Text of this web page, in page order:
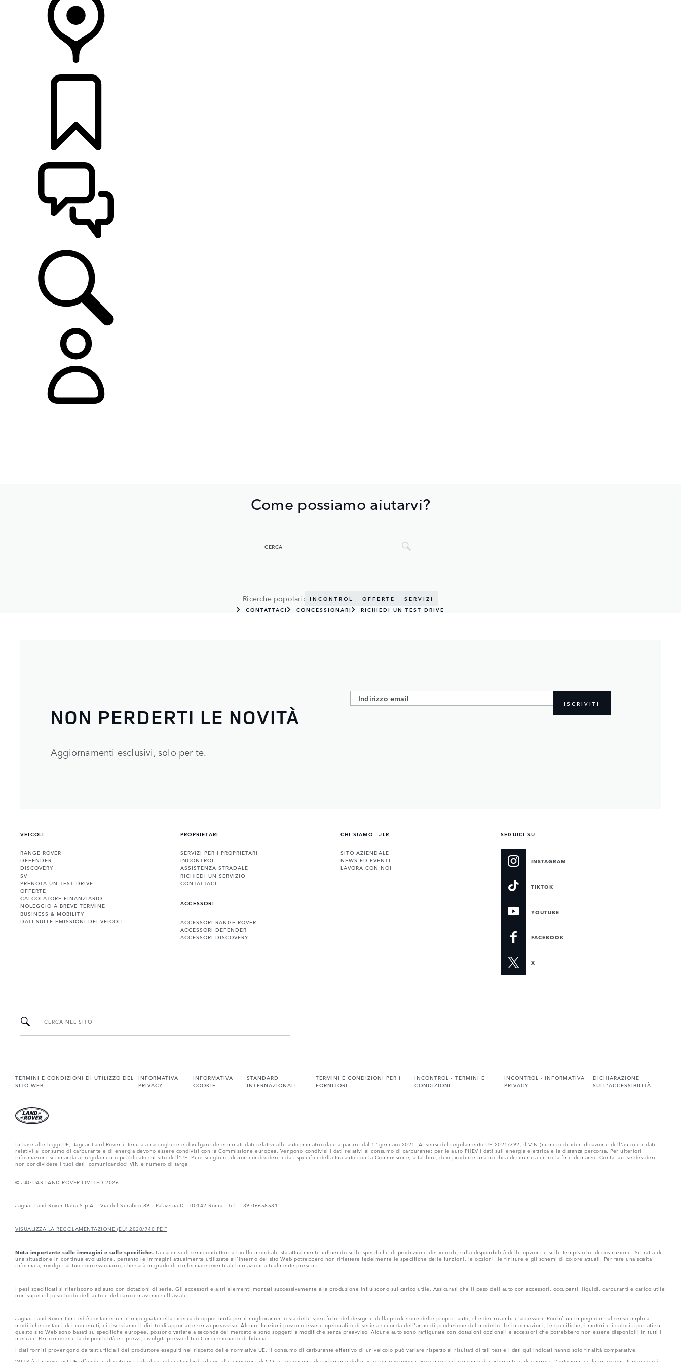
Come possiamo aiutarvi?
Ricerche popolari: INCONTROL OFFERTE
SERVIZI
CONTATTACI
CONCESSIONARI RICHIEDI UN TEST DRIVE
NON PERDERTI LE NOVITÀ
Aggiornamenti esclusivi, solo per te.
ISCRIVITI
VEICOLI
RANGE ROVER
DEFENDER
DISCOVERY
SV
PRENOTA UN TEST DRIVE
OFFERTE
CALCOLATORE FINANZIARIO
NOLEGGIO A BREVE TERMINE
BUSINESS & MOBILITY
DATI SULLE EMISSIONI DEI VEICOLI
PROPRIETARI
SERVIZI PER I PROPRIETARI
INCONTROL
ASSISTENZA STRADALE
RICHIEDI UN SERVIZIO
CONTATTACI
ACCESSORI
ACCESSORI RANGE ROVER
ACCESSORI DEFENDER
ACCESSORI DISCOVERY
CHI SIAMO - JLR
SITO AZIENDALE
NEWS ED EVENTI
LAVORA CON NOI
SEGUICI SU
INSTAGRAM
TIKTOK
YOUTUBE
FACEBOOK
X
CERCA NEL SITO
TERMINI E CONDIZIONI DI UTILIZZO DEL
SITO WEB
INFORMATIVA
PRIVACY
INFORMATIVA
COOKIE
STANDARD
INTERNAZIONALI
TERMINI E CONDIZIONI PER I
FORNITORI
INCONTROL - TERMINI E
CONDIZIONI
INCONTROL - INFORMATIVA
PRIVACY
DICHIARAZIONE
SULL'ACCESSIBILITÀ
In base alle leggi UE, Jaguar Land Rover è tenuta a raccogliere e divulgare determinati dati relativi alle auto immatricolate a partire dal 1° gennaio 2021. Ai sensi del regolamento UE 2021/392, il VIN (numero di identificazione dell'auto) e i dati
relativi al consumo di carburante e di energia devono essere condivisi con la Commissione europea. Vengono condivisi i dati relativi al consumo di carburante; per le auto PHEV i dati sull'energia elettrica e la distanza percorsa. Per ulteriori
informazioni si rimanda al regolamento pubblicato sul sito dell'UE. Puoi scegliere di non condividere i dati specifici della tua auto con la Commissione; a tal fine, devi produrre una notifica di rinuncia entro la fine di marzo. Contattaci se desideri
non condividere i tuoi dati, comunicandoci VIN e numero di targa.
© JAGUAR LAND ROVER LIMITED 2026
Jaguar Land Rover Italia S.p.A. - Via del Serafico 89 – Palazzina D – 00142 Roma - Tel. +39 06658531
VISUALIZZA LA REGOLAMENTAZIONE (EU) 2020/740 PDF
Nota importante sulle immagini e sulle specifiche. La carenza di semiconduttori a livello mondiale sta attualmente influendo sulle specifiche di produzione dei veicoli, sulla disponibilità delle opzioni e sulle tempistiche di costruzione. Si tratta di
una situazione in continua evoluzione, pertanto le immagini attualmente utilizzate all'interno del sito Web potrebbero non riflettere fedelmente le specifiche delle funzioni, le opzioni, le finiture e gli schemi di colore attuali. Per fare una scelta
informata, rivolgiti al tuo concessionario, che sarà in grado di confermare eventuali limitazioni attualmente presenti.
I pesi specificati si riferiscono ad auto con dotazioni di serie. Gli accessori e altri elementi montati successivamente alla produzione influiscono sul carico utile. Assicurati che il peso dell'auto con accessori, occupanti, liquidi, carburanti e carico utile
non superi il peso lordo dell'auto e del carico massimo sull'assale.
Jaguar Land Rover Limited è costantemente impegnata nella ricerca di opportunità per il miglioramento sia delle specifiche del design e della produzione delle proprie auto, che dei ricambi e accessori. Poiché un impegno in tal senso implica
modifiche costanti dei contenuti, ci riserviamo il diritto di apportarle senza preavviso. Alcune funzioni possono essere opzionali o di serie a seconda dell'anno di produzione del modello. Le informazioni, le specifiche, i motori e i colori riportati su
questo sito Web sono basati su specifiche europee, possono variare a seconda del mercato e sono soggetti a modifiche senza preavviso. Alcune auto sono raffigurate con dotazioni opzionali e accessori che potrebbero non essere disponibili in tutti i
mercati. Per conoscere la disponibilità e i prezzi, rivolgiti presso il tuo Concessionario di fiducia.
I dati forniti provengono da test ufficiali del produttore eseguiti nel rispetto delle normative UE. Il consumo di carburante effettivo di un veicolo può variare rispetto ai risultati di tali test e i dati qui indicati hanno solo finalità comparative.